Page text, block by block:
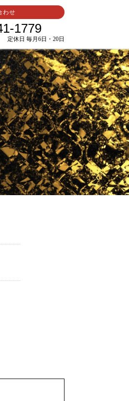
わせ
1779
定休日 毎月6日・20日